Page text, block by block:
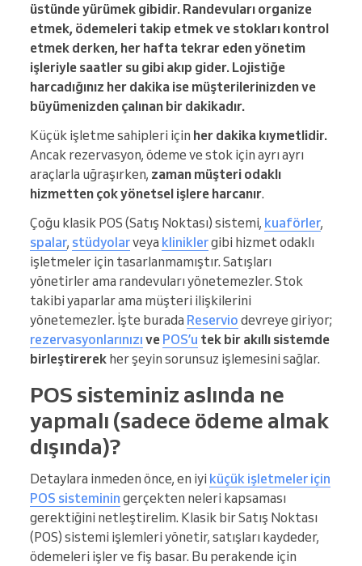
üstünde yürümek gibidir. Randevuları organize
etmek, ödemeleri takip etmek ve stokları kontrol
etmek derken, her hafta tekrar eden yönetim
işleriyle saatler su gibi akıp gider. Lojistiğe
harcadığınız her dakika ise müşterilerinizden ve
büyümenizden çalınan bir dakikadır.
Küçük işletme sahipleri için her dakika kıymetlidir.
Ancak rezervasyon, ödeme ve stok için ayrı ayrı
araçlarla uğraşırken, zaman müşteri odaklı
hizmetten çok yönetsel işlere harcanır.
Çoğu klasik POS (Satış Noktası) sistemi, kuaförler,
spalar, stüdyolarveya kliniklergibi hizmet odaklı
işletmeler için tasarlanmamıştır. Satışları
yönetirler ama randevuları yönetemezler. Stok
takibi yaparlar ama müşteri ilişkilerini
yönetemezler. İşte burada Reservio devreye giriyor;
rezervasyonlarınızı ve POS’u tek bir akıllı sistemde
birleştirerek her şeyin sorunsuz işlemesini sağlar.
POS sisteminiz aslında ne
yapmalı (sadece ödeme almak
dışında)?
Detaylara inmeden önce, en iyi küçük işletmeler için
POS sisteminin gerçekten neleri kapsaması
gerektiğini netleştirelim. Klasik bir Satış Noktası
(POS) sistemi işlemleri yönetir, satışları kaydeder,
ödemeleri işler ve fiş basar. Bu perakende için